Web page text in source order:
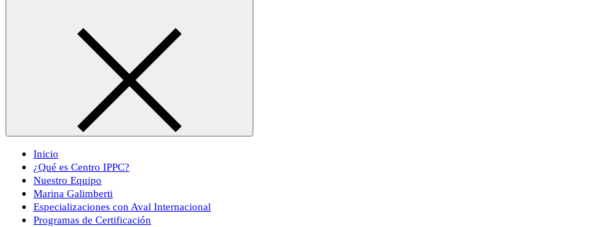
Inicio
¿Qué es Centro IPPC?
Nuestro Equipo
Marina Galimberti
Especializaciones con Aval Internacional
Programas de Certificación